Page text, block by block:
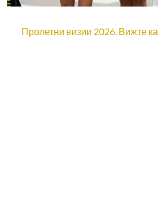
Пролетни визии 2026. Вижте